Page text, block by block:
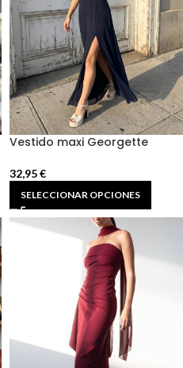
Vestido maxi Georgette
32,95€
SELECCIONAR OPCIONES